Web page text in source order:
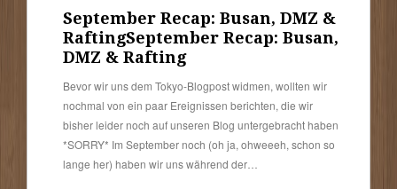
September Recap: Busan, DMZ &
RaftingSeptember Recap: Busan,
DMZ & Rafting
Bevor wir uns dem Tokyo-Blogpost widmen, wollten wir
nochmal von ein paar Ereignissen berichten, die wir
bisher leider noch auf unseren Blog untergebracht haben
*SORRY* Im September noch (oh ja, ohweeeh, schon so
lange her) haben wir uns während der…